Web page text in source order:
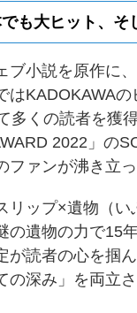
も大ヒット、そ
ブ小説を原作に
KADOKAWA
多くの読者を獲
2022」の
ァンが沸き立っ
ップ×遺物（
遺物の力で15
読者の心を掴
深み」を両立